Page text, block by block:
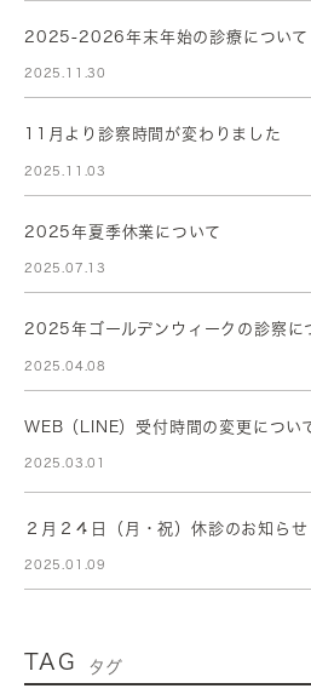
2025-2026年末年始の診療について
2025.11.30
11月より診察時間が変わりました
2025.11.03
2025年夏季休業について
2025.07.13
2025年ゴールデンウィークの診察に
2025.04.08
WEB（LINE）受付時間の変更につい
2025.03.01
２月２４日（月・祝）休診のお知らせ
2025.01.09
TAG タグ